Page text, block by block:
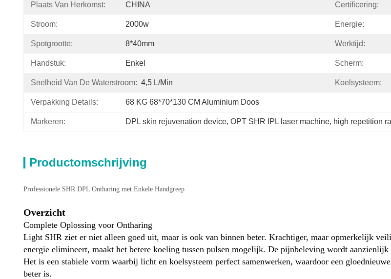
Plaats Van Herkomst: CHINA Certificering:
Stroom: 2000w Energie:
Spotgrootte: 8*40mm Werktijd:
Handstuk: Enkel Scherm:
Snelheid Van De Waterstroom: 4,5 L/min Koelsysteem:
Verpakking Details: 68 KG 68*70*130 CM Aluminium Doos
Markeren: DPL skin rejuvenation device, OPT SHR IPL laser machine, high repetition
Productomschrijving
Professionele SHR DPL Ontharing met Enkele Handgreep
Overzicht
Complete Oplossing voor Ontharing
Light SHR ziet er niet alleen goed uit, maar is ook van binnen beter. Krachtiger, maar opmerkelijk
energie elimineert, maakt het betere koeling tussen pulsen mogelijk. De pijnbeleving wordt
Het is een stabiele vorm waarbij licht en koelsysteem perfect samenwerken, waardoor een
beter is.